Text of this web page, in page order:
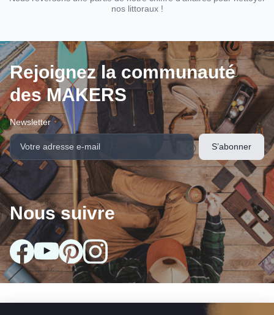
nos littoraux !
Rejoignez la communauté
des MAKERS
Newsletter
Nous suivre